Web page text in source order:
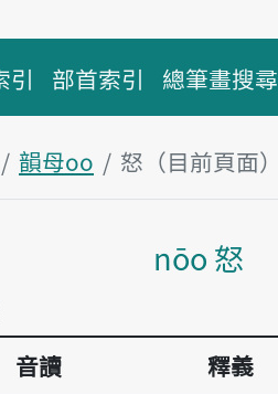
引 部首索引 總筆畫搜尋
韻母oo
怒（目前頁面）
nōo 怒
音讀
釋義